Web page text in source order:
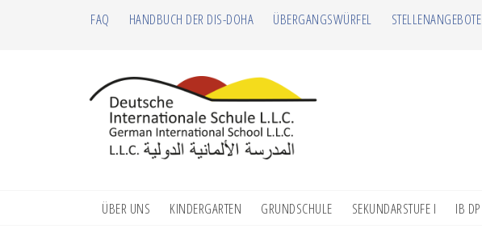
FAQ HANDBUCH DER DIS-DOHA ÜBERGANGSWÜRFEL STELLENANGEBOTE
ÜBER UNS KINDERGARTEN GRUNDSCHULE SEKUNDARSTUFE I IB DP